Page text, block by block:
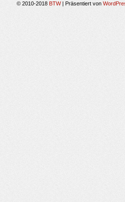
© 2010-2018 BTW | Präsentiert von